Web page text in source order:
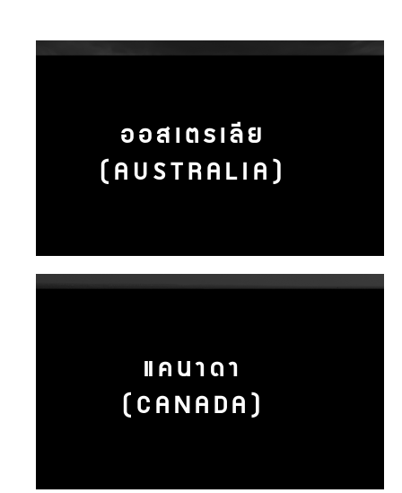
ออสเตรเลีย
(AUSTRALIA)
แคนาดา
(CANADA)